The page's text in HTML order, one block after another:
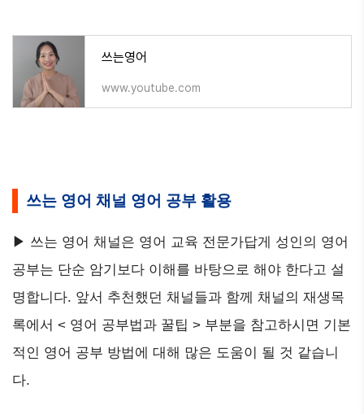
쓰는영어
www.youtube.com
쓰는 영어 채널 영어 공부 활용
▶ 쓰는 영어 채널은 영어 교육 전문가답게 성인의 영어
공부는 단순 암기보다 이해를 바탕으로 해야 한다고 설
명합니다. 앞서 추천했던 채널들과 함께 채널의 재생목
록에서 < 영어 공부법과 꿀팁 > 부분을 참고하시면 기본
적인 영어 공부 방법에 대해 많은 도움이 될 것 같습니
다.